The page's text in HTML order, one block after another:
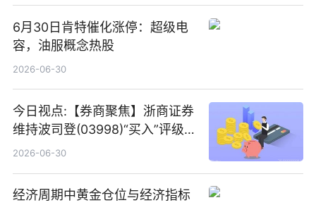
6月30日肯特催化涨停：超级电
容，油服概念热股
2026-06-30
今日视点:【券商聚焦】浙商证券
维持波司登(03998)“买入”评级
指其业绩高质量稳增长
2026-06-30
经济周期中黄金仓位与经济指标